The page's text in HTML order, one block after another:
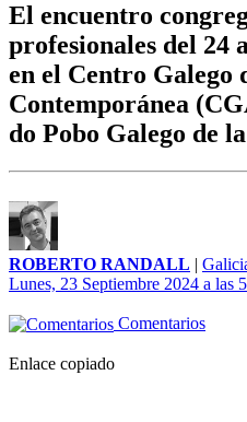
El encuentro
profesionales del 24
en el Centro Galego
Contemporánea
do Pobo Galego de
ROBERTO RANDALL |
Lunes, 23 Septiembre 2024 a las
Comentarios
Enlace copiado